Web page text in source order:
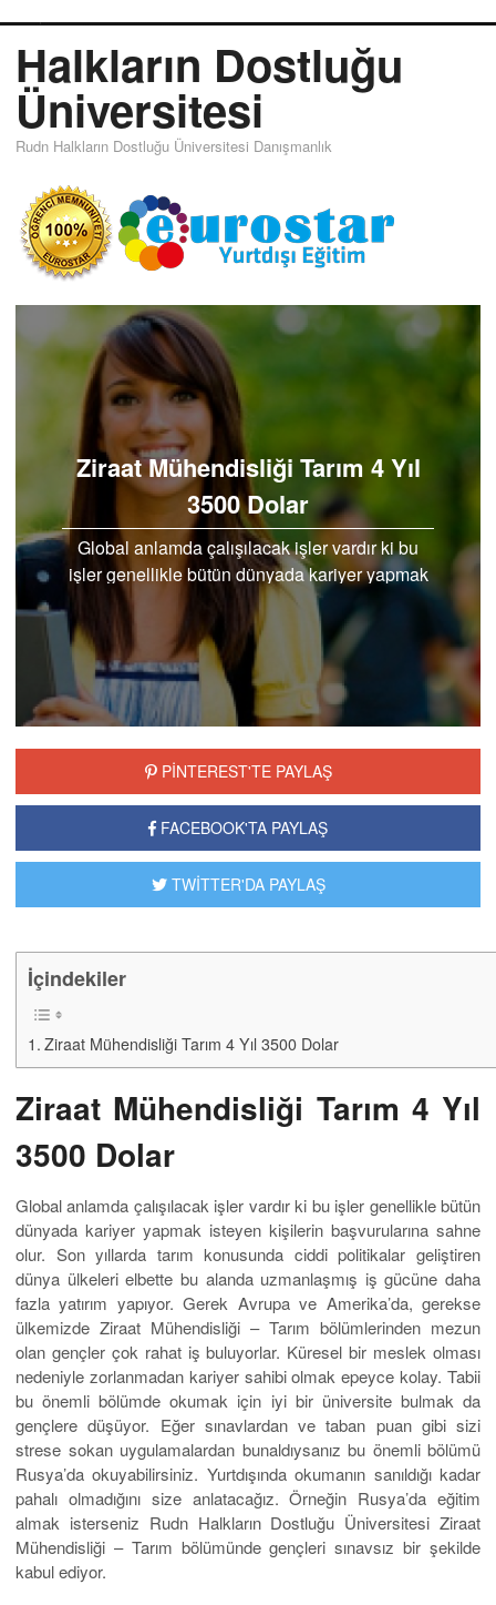
Uluslararası çalışma gruplarında yer alabilirler. Tarım konusunda
ve ziraat mühendisliği alanında uzman olacağınız için ülkemizde
de iş bulmak sizin için zor olmayacak. Eurostar Yurtdışı Eğitim
Danışmanlığı sayesinde bölümle alakalı iş imkanlarını daha iyi
öğrenebilir hatta üniversite ile ilgili bilgilerinizi bir elden doğrulamış
olursunuz. Başvuru ve kayıt işlemleri için geç kalmadan size en
yakın Eurostar ofislerine giderseniz tüm evraklarınız ve
işlemleriniz danışmanlarımız tarafından halledilecektir. İyi eğitim
almak ve mükemmel bir lisans eğitimi sonrasında yüksek
rakamlara dünyanın her yerinde iş bulabilmek için Rusya’nın
size sunduğu bu güzel şansı değerlendirin.
Click to rate this post!
Matematik 4 Yıl 3500 Dolar
Hayalinizde Matematik üzerine eğitim almak
istiyor ve bu lisans eğitimini hangi üniversitede
alacağınıza karar veremiyorsanız yurtdışı
seçeneklerini…
PİNTEREST’TE PAYLAŞ
Matematik 4 Yıl 3500 Dolar
Matematik 4 Yıl 3500 Dolar
Hayalinizde Matematik üzerine eğitim almak istiyor ve bu lisans
eğitimini hangi üniversitede alacağınıza karar veremiyorsanız
yurtdışı seçeneklerini değerlendirmemiz lazım. Mezun olduktan
hemen sonra kolay bir şekilde iş kurmanın ve yüksek maaş
almanın önemi oldukça büyük. Seçeceğiniz üniversitenin size
sunacağı imkânlar da elbette bu tercihi belirlemede önemli bir rol
oynayacaktır. Sevmediğiniz için ya da sınavlardaki puanınız
yetmediğinden istemediğiniz bir bölümde okumak zorunda
değilsiniz. Artık Rudn Halkların Dostluğu Üniversitesi Matematik
bölümü öğrencisi olabilir ve hiçbir sınava girmeden yurtdışında
eğitiminizi tamamlayabilirsiniz. Her öğrenciye iyi imkanlar sunan,
dünya ölçeğinde gelişmiş standartlara sahip okul sayesinde çifte
diploma alarak mezun olabilirsiniz.